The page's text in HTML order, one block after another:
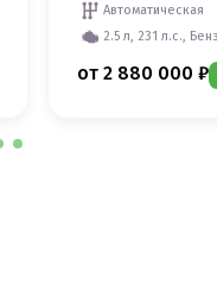
Автоматическая
2.5 л, 231 л.с.,
от 2 880 000 ₽